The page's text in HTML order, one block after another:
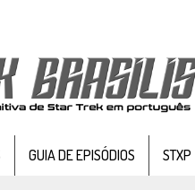
GUIA DE EPISÓDIOS STXP